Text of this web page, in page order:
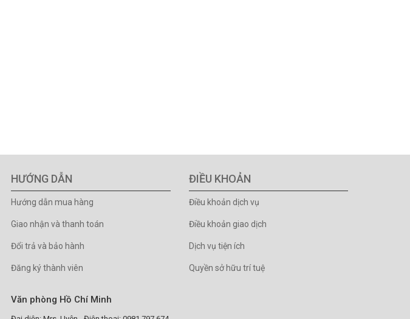
HƯỚNG DẪN
Hướng dẫn mua hàng
Giao nhận và thanh toán
Đổi trả và bảo hành
Đăng ký thành viên
ĐIỀU KHOẢN
Điều khoản dịch vụ
Điều khoản giao dịch
Dịch vụ tiện ích
Quyền sở hữu trí tuệ
Văn phòng Hồ Chí Minh